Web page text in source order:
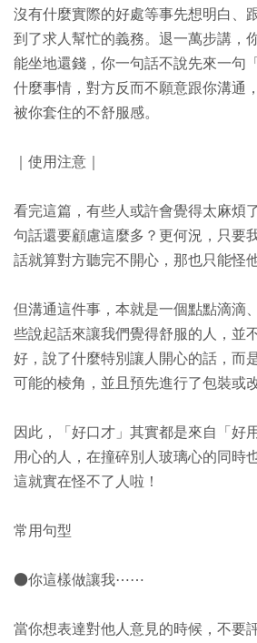
沒有什麼實際的好處等事先想明白、
到了求人幫忙的義務。退一萬步講，
能坐地還錢，你一句話不說先來一句
什麼事情，對方反而不願意跟你溝通
被你套住的不舒服感。
｜使用注意｜
看完這篇，有些人或許會覺得太麻煩
句話還要顧慮這麼多？更何況，只要
話就算對方聽完不開心，那也只能怪
但溝通這件事，本就是一個點點滴滴
些說起話來讓我們覺得舒服的人，並
好，說了什麼特別讓人開心的話，而
可能的棱角，並且預先進行了包裝或改
因此，「好口才」其實都是來自「好
用心的人，在撞碎別人玻璃心的同時
這就實在怪不了人啦！
常用句型
●你這樣做讓我⋯⋯
當你想表達對他人意見的時候，不要